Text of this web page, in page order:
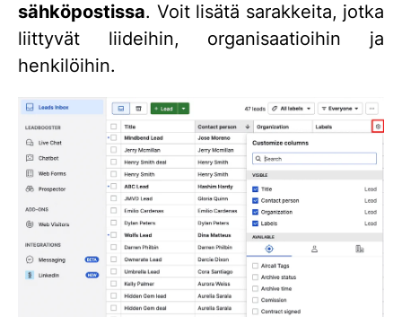
sähköpostissa. Voit lisätä sarakkeita, jotka
liittyvät liideihin, organisaatioihin ja
henkilöihin.